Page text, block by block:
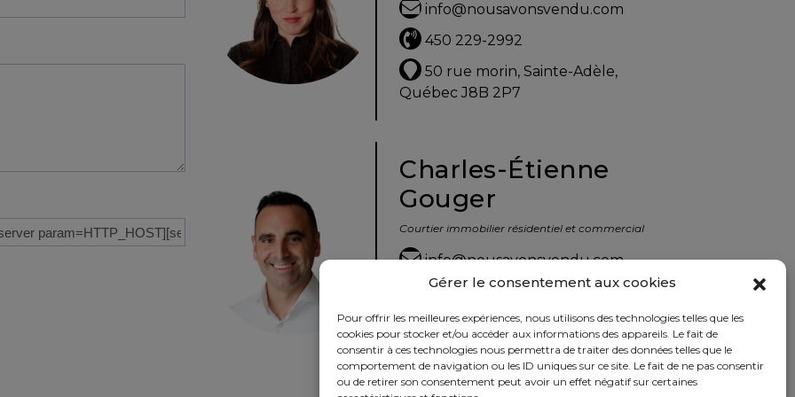
Gérer le consentement aux cookies
Pour offrir les meilleures expériences, nous utilisons des technologies telles que les
cookies pour stocker et/ou accéder aux informations des appareils. Le fait de
consentir à ces technologies nous permettra de traiter des données telles que le
comportement de navigation ou les ID uniques sur ce site. Le fait de ne pas consentir
ou de retirer son consentement peut avoir un effet négatif sur certaines
info@nousavonsvendu.com
450 229-2992
50 rue morin, Sainte-Adèle,
Québec J8B 2P7
Charles-Étienne
Gouger
Courtier immobilier résidentiel et commercial
info@nousavonsvendu.com
450 229-2992
50 rue morin, Sainte-Adèle,
Québec J8B 2P7